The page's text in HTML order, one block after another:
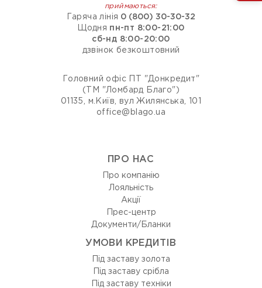
приймаються:
Гаряча лінія 0 (800) 30-30-32
Щодня пн-пт 8:00-21:00
сб-нд 8:00-20:00
дзвінок безкоштовний
Головний офіс ПТ "Донкредит"
(ТМ "Ломбард Благо")
01135, м.Київ, вул Жилянська, 101
office@blago.ua
ПРО НАС
Про компанію
Лояльність
Акції
Прес-центр
Документи/Бланки
УМОВИ КРЕДИТІВ
Під заставу золота
Під заставу срібла
Під заставу техніки